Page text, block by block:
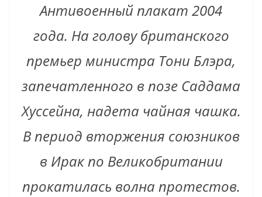
Антивоенный плакат 2004
года. На голову британского
премьер министра Тони Блэра,
запечатленного в позе Саддама
Хуссейна, надета чайная чашка.
В период вторжения союзников
в Ирак по Великобритании
прокатилась волна протестов.